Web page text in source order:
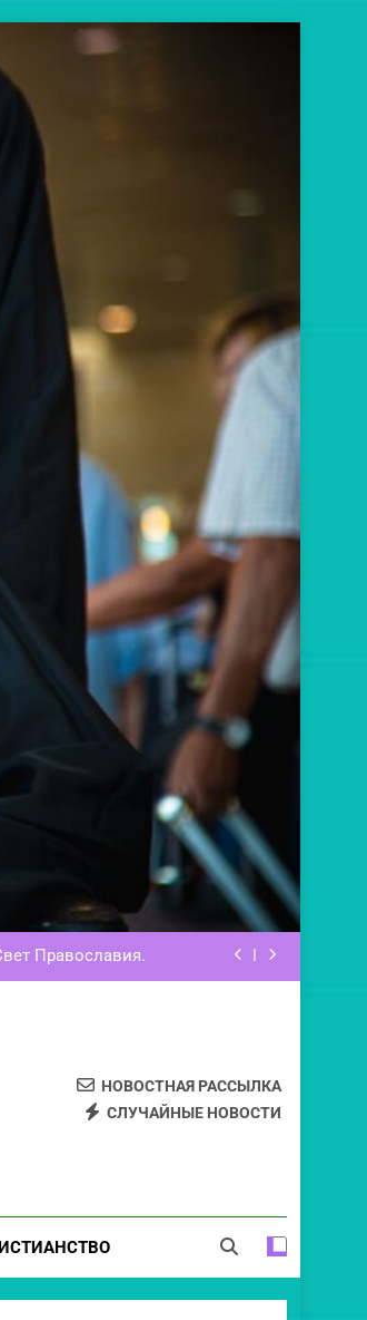
в суемудрие.
Свет Православия.
в суемудрие.
Свет Православия.
Православие.
Духовный.
НОВОСТНАЯ РАССЫЛКА
СЛУЧАЙНЫЕ НОВОСТИ